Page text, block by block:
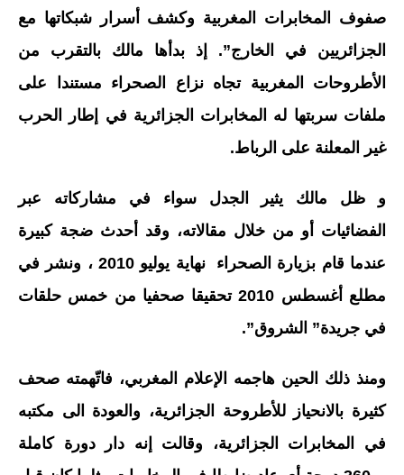
صفوف المخابرات المغربية وكشف أسرار شبكاتها مع
الجزائريين في الخارج”. إذ بدأها مالك بالتقرب من
الأطروحات المغربية تجاه نزاع الصحراء مستندا على
ملفات سربتها له المخابرات الجزائرية في إطار الحرب
غير المعلنة على الرباط.
و ظل مالك يثير الجدل سواء في مشاركاته عبر
الفضائيات أو من خلال مقالاته، وقد أحدث ضجة كبيرة
عندما قام بزيارة الصحراء نهاية يوليو 2010 ، ونشر في
مطلع أغسطس 2010 تحقيقا صحفيا من خمس حلقات
في جريدة” الشروق”.
ومنذ ذلك الحين هاجمه الإعلام المغربي، فاتّهمته صحف
كثيرة بالانحياز للأطروحة الجزائرية، والعودة الى مكتبه
في المخابرات الجزائرية، وقالت إنه دار دورة كاملة